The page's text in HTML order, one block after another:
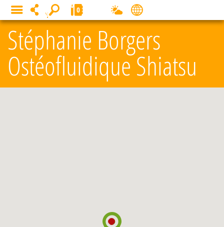
Stéphanie Borgers
Ostéofluidique Shiatsu
MENU 0
Panneau de gestion des cookies